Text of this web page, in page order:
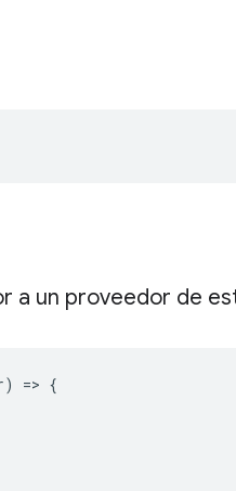
a un proveedor de
) => {